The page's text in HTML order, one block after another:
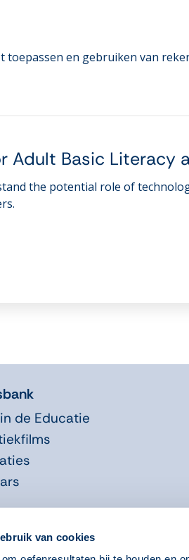
van cookies
en gebruiken van
Adult Basic Literacy
the potential role of
de Educatie